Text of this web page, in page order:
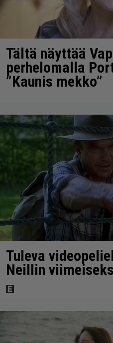
Tältä näyttää
perhelomalla
”Kaunis mekko”
Tuleva
Neillin